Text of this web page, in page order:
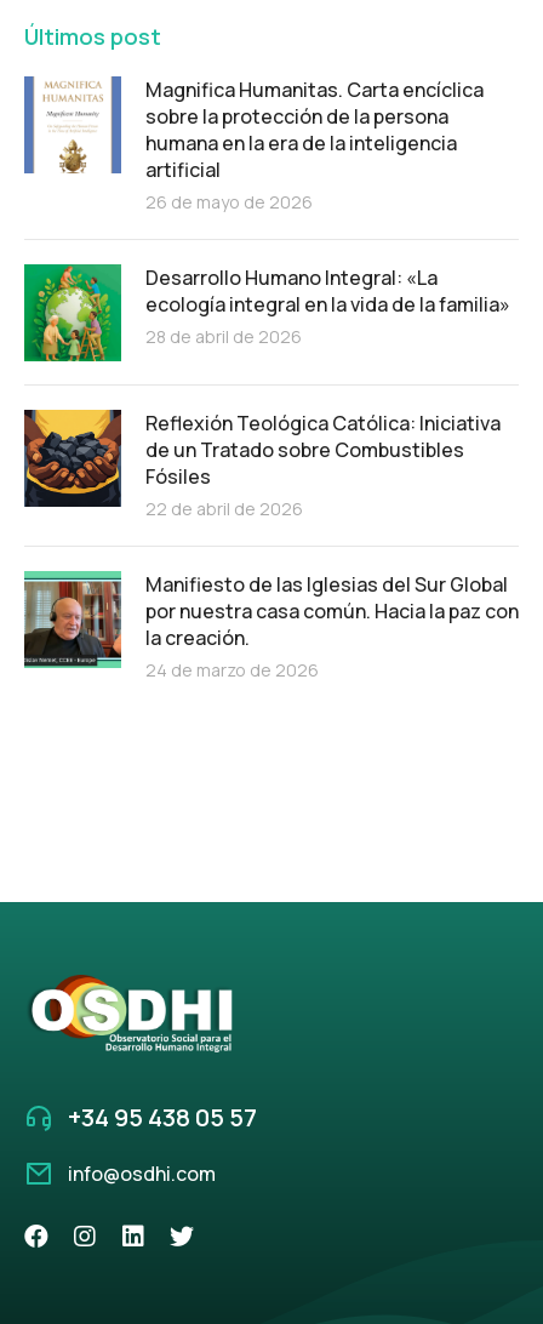
Últimos post
Magnifica Humanitas. Carta encíclica
sobre la protección de la persona
humana en la era de la inteligencia
artificial
26 de mayo de 2026
Desarrollo Humano Integral: «La
ecología integral en la vida de la familia»
28 de abril de 2026
Reflexión Teológica Católica: Iniciativa
de un Tratado sobre Combustibles
Fósiles
22 de abril de 2026
Manifiesto de las Iglesias del Sur Global
por nuestra casa común. Hacia la paz con
la creación.
24 de marzo de 2026
+34 95 438 05 57
info@osdhi.com